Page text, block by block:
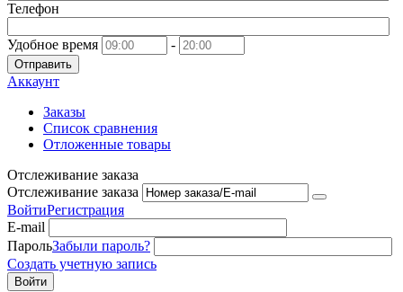
Телефон
Удобное время -
Отправить
Аккаунт
Заказы
Список сравнения
Отложенные товары
Отслеживание заказа
Отслеживание заказа
ВойтиРегистрация
E-mail
ПарольЗабыли пароль?
Создать учетную запись
Войти